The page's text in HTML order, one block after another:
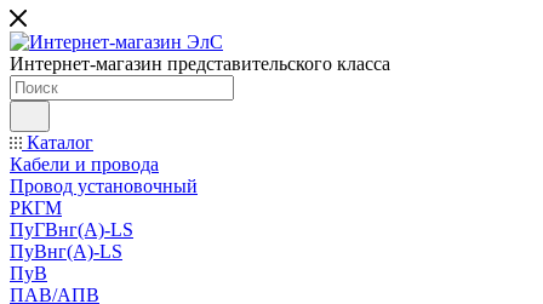
Интернет-магазин представительского класса
Каталог
Кабели и провода
Провод установочный
РКГМ
ПуГВнг(А)-LS
ПуВнг(А)-LS
ПуВ
ПАВ/АПВ